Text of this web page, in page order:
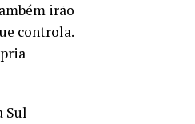
irão
controla.
Sul-